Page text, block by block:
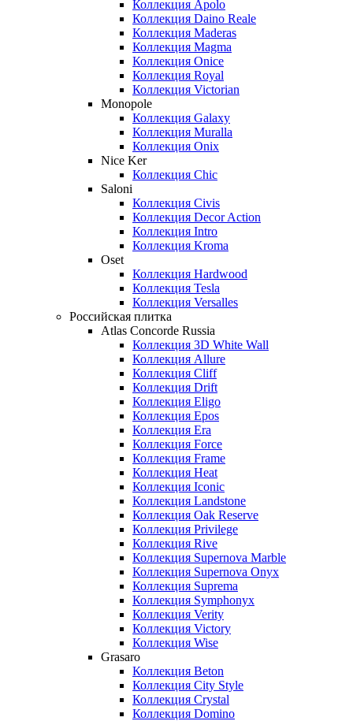
Коллекция Apolo
Коллекция Daino Reale
Коллекция Maderas
Коллекция Magma
Коллекция Onice
Коллекция Royal
Коллекция Victorian
Monopole
Коллекция Galaxy
Коллекция Muralla
Коллекция Onix
Nice Ker
Коллекция Сhic
Saloni
Коллекция Civis
Коллекция Decor Action
Коллекция Intro
Коллекция Kroma
Oset
Коллекция Hardwood
Коллекция Tesla
Коллекция Versalles
Российская плитка
Atlas Concorde Russia
Коллекция 3D White Wall
Коллекция Allure
Коллекция Cliff
Коллекция Drift
Коллекция Eligo
Коллекция Epos
Коллекция Era
Коллекция Force
Коллекция Frame
Коллекция Heat
Коллекция Iconic
Коллекция Landstone
Коллекция Oak Reserve
Коллекция Privilege
Коллекция Rive
Коллекция Supernova Marble
Коллекция Supernova Onyx
Коллекция Suprema
Коллекция Symphonyx
Коллекция Verity
Коллекция Victory
Коллекция Wise
Grasaro
Коллекция Beton
Коллекция City Style
Коллекция Crystal
Коллекция Domino